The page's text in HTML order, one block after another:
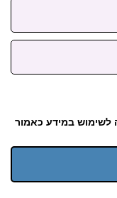
לשימוש במידע כאמור